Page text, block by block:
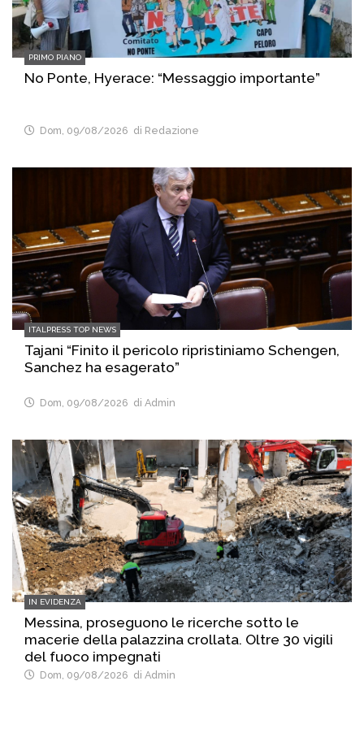
PRIMO PIANO
No Ponte, Hyerace: “Messaggio importante”
Dom, 09/08/2026 di Redazione
ITALPRESS TOP NEWS
Tajani “Finito il pericolo ripristiniamo Schengen,
Sanchez ha esagerato”
Dom, 09/08/2026 di Admin
IN EVIDENZA
Messina, proseguono le ricerche sotto le
macerie della palazzina crollata. Oltre 30 vigili
del fuoco impegnati
Dom, 09/08/2026 di Admin